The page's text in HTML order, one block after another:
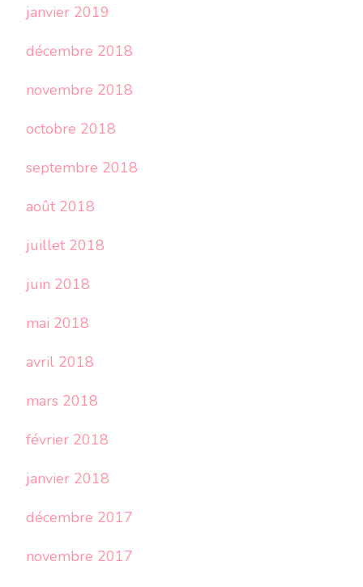
janvier 2019
décembre 2018
novembre 2018
octobre 2018
septembre 2018
août 2018
juillet 2018
juin 2018
mai 2018
avril 2018
mars 2018
février 2018
janvier 2018
décembre 2017
novembre 2017